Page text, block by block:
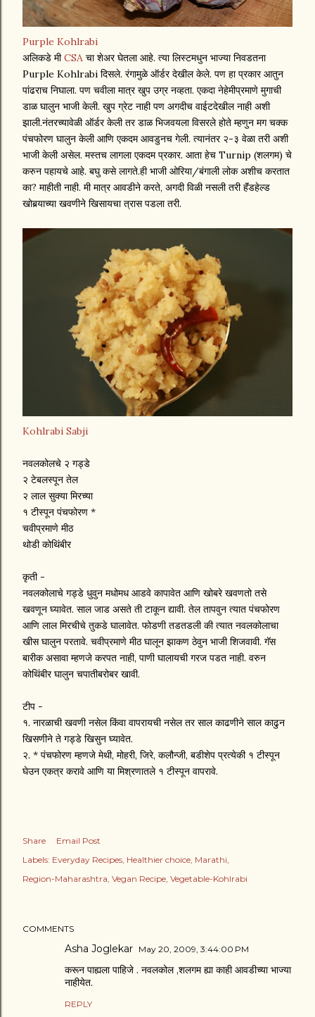
Purple Kohlrabi
अलिकडे मीCSA चा शेअर घेतला आहे. त्या लिस्टमधुन भाज्या निवडतना
Purple Kohlrabi दिसले. रंगामुळे ऑर्डर देखील केले. पण हा प्रकार आतुन
पांढराच निघाला. पण चवीला मात्र खुप उग्र नव्हता. एकदा नेहेमीप्रमाणे मुगाची
डाळ घालुन भाजी केली. खुप ग्रेट नाही पण अगदीच वाईटदेखील नाही अशी
झाली.नंतरच्यावेळी ऑर्डर केली तर डाळ भिजवयला विसरले होते म्हणुन मग चक्क
पंचफोरण घालुन केली आणि एकदम आवडुनच गेली. त्यानंतर २-३ वेळा तरी अशी
भाजी केली असेल. मस्तच लागला एकदम प्रकार. आता हेच Turnip (शलगम) चे
करुन पहायचे आहे. बघु कसे लागते.ही भाजी ओरिया/बंगाली लोक अशीच करतात
का? माहीती नाही. मी मात्र आवडीने करते, अगदी विळी नसली तरी हॅंडहेल्ड
खोबर्‍याच्या खवणीने खिसायचा त्रास पडला तरी.
Kohlrabi Sabji
नवलकोलचे २ गड्डे
२ टेबलस्पून तेल
२ लाल सुक्या मिरच्या
१ टीस्पून पंचफोरण *
चवीप्रमाणे मीठ
थोडी कोथिंबीर
कृती -
नवलकोलाचे गड्डे धुवुन मधोमध आडवे कापावेत आणि खोबरे खवणतो तसे
खवणून घ्यावेत. साल जाड असते ती टाकून द्यावी. तेल तापवुन त्यात पंचफोरण
आणि लाल मिरचीचे तुकडे घालावेत. फोडणी तडतडली की त्यात नवलकोलाचा
खीस घालुन परतावे. चवीप्रमाणे मीठ घालून झाकण ठेवुन भाजी शिजवावी. गॅस
बारीक असावा म्हणजे करपत नाही, पाणी घालायची गरज पडत नाही. वरुन
कोथिंबीर घालुन चपातीबरोबर खावी.
टीप -
१. नारळाची खवणी नसेल किंवा वापरायची नसेल तर साल काढणीने साल काढुन
खिसणीने ते गड्डे खिसुन घ्यावेत.
२. * पंचफोरण म्हणजे मेथी, मोहरी, जिरे, कलौन्जी, बडीशेप प्रत्येकी १ टीस्पून
घेउन एकत्र करावे आणि या मिश्रणातले १ टीस्पून वापरावे.
Share
Email Post
Labels: Everyday Recipes Healthier choice Marathi
Region-Maharashtra Vegan Recipe Vegetable-Kohlrabi
COMMENTS
Asha Joglekar May 20, 2009, 3:44:00 PM
करून पाह्यला पाहिजे . नवलकोल ,शलगम ह्या काही आवडीच्या भाज्या
नाहीयेत.
REPLY